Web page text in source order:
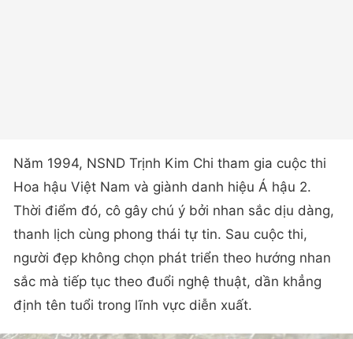
Năm 1994, NSND Trịnh Kim Chi tham gia cuộc thi
Hoa hậu Việt Nam và giành danh hiệu Á hậu 2.
Thời điểm đó, cô gây chú ý bởi nhan sắc dịu dàng,
thanh lịch cùng phong thái tự tin. Sau cuộc thi,
người đẹp không chọn phát triển theo hướng nhan
sắc mà tiếp tục theo đuổi nghệ thuật, dần khẳng
định tên tuổi trong lĩnh vực diễn xuất.